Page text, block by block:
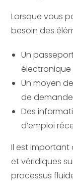
Lorsque vous
besoin des
Un
Un moyen
de
Des
d’emploi
Il est important
et véridiques
processus